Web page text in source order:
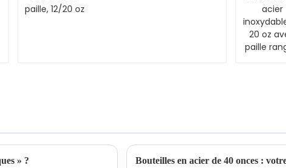
» ? Bouteilles en acier de 40 onces :